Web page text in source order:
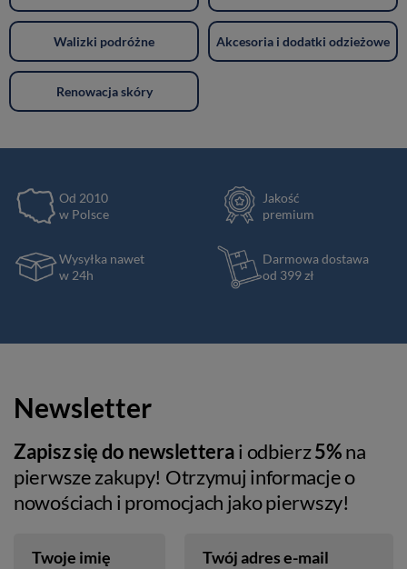
Walizki podróżne Akcesoria i dodatki odzieżowe
Renowacja skóry
Od 2010
w Polsce
Jakość
premium
Wysyłka nawet
w 24h
Darmowa dostawa
od 399 zł
Newsletter
Zapisz się do newsletterai odbierz5%na
pierwsze zakupy! Otrzymuj informacje o
nowościach i promocjach jako pierwszy!
Twoje imię Twój adres e-mail